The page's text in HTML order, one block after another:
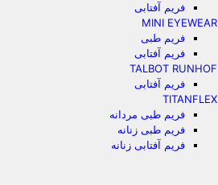
فریم آفتابی
MINI EYEWEAR
فریم طبی
فریم آفتابی
TALBOT RUNHOF
فریم آفتابی
TITANFLEX
فریم طبی مردانه
فریم طبی زنانه
فریم آفتابی زنانه